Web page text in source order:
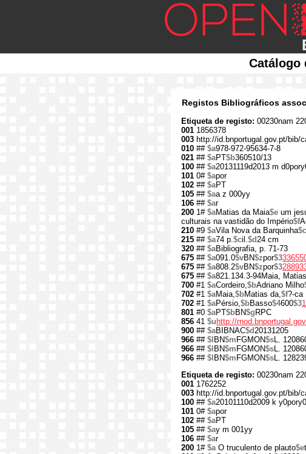
Catálogo
Registos Bibliográficos
Etiqueta de registo: 00230nam
001 1856378
003 http://id.bnportugal.gov.pt/bib/
010 ## $a978-972-95634-7-8
021 ## $aPT$b360510/13
100 ## $a20131119d2013 m
101 0# $apor
102 ## $aPT
105 ## $aa z 000yy
106 ## $ar
200 1# $aMatias da Maia$e um
culturais na vastidão do Império$f
210 #9 $aVila Nova da Barquinha$c
215 ## $a74 p.$cil.$d24 cm
320 ## $aBibliografia, p. 71-73
675 ## $a091.0$vBN$zpor$3
675 ## $a808.2$vBN$zpor$3
675 ## $a821.134.3-94Maia,
700 #1 $aCordeiro,$bAdriano Milho
702 #1 $aMaia,$bMatias da,$f?-ca
702 #1 $aPérsio,$bBasso$4600$3
801 #0 $aPT$bBN$g RPC
856 41 $u http://
900 ## $aBIBNAC$d20131205
966 ## $l BN$m FGMON$sL.
966 ## $l BN$m FGMON$sL.
966 ## $l BN$m FGMON$sL.
Etiqueta de registo: 00230nam
001 1762252
003 http://id.bnportugal.gov.pt/bib/
100 ## $a20101110d2009 k
101 0# $apor
102 ## $aPT
105 ## $ay m 001yy
106 ## $ar
200 1# $aO truculento de plauto$e